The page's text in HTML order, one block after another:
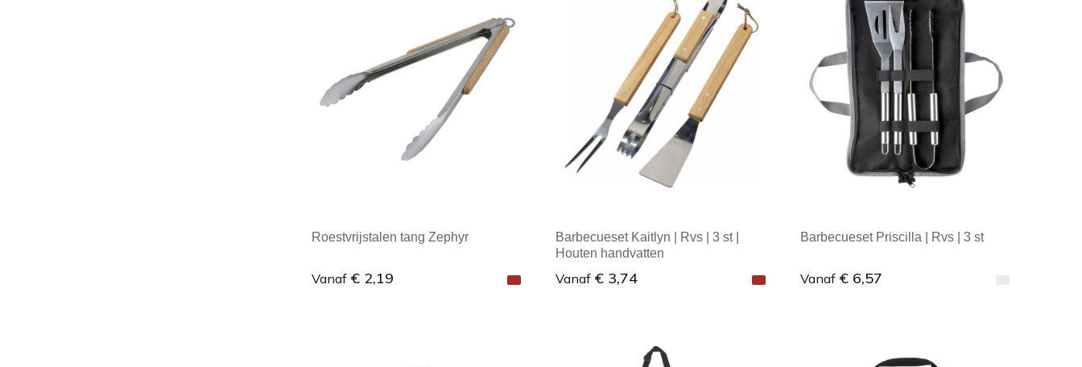
Minimale afname: 1 Minimale afname: 1
Roestvrijstalen tang Zephyr
Vanaf € 2,19
Barbecueset Kaitlyn | Rvs | 3 st |
Houten handvatten
Vanaf € 3,74
Minimale afname: 1
Barbecueset Priscilla | Rvs | 3 st
Vanaf € 6,57
Minimale afname: 1